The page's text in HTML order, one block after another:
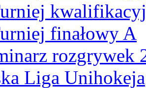
finałowy A
rozgrywek
Liga Unihokeja